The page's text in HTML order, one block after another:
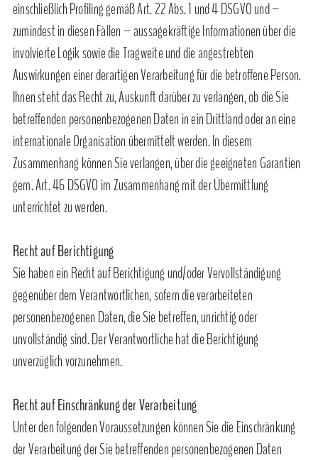
einschließlich Profiling gemäß Art. 22 Abs. 1 und 4 DSGVO und –
zumindest in diesen Fällen – aussagekräftige Informationen über die
involvierte Logik sowie die Tragweite und die angestrebten
Auswirkungen einer derartigen Verarbeitung für die betroffene Person.
Ihnen steht das Recht zu, Auskunft darüber zu verlangen, ob die Sie
betreffenden personenbezogenen Daten in ein Drittland oder an eine
internationale Organisation übermittelt werden. In diesem
Zusammenhang können Sie verlangen, über die geeigneten Garantien
gem. Art. 46 DSGVO im Zusammenhang mit der Übermittlung
unterrichtet zu werden.
Recht auf Berichtigung
Sie haben ein Recht auf Berichtigung und/oder Vervollständigung
gegenüber dem Verantwortlichen, sofern die verarbeiteten
personenbezogenen Daten, die Sie betreffen, unrichtig oder
unvollständig sind. Der Verantwortliche hat die Berichtigung
unverzüglich vorzunehmen.
Recht auf Einschränkung der Verarbeitung
Unter den folgenden Voraussetzungen können Sie die Einschränkung
der Verarbeitung der Sie betreffenden personenbezogenen Daten